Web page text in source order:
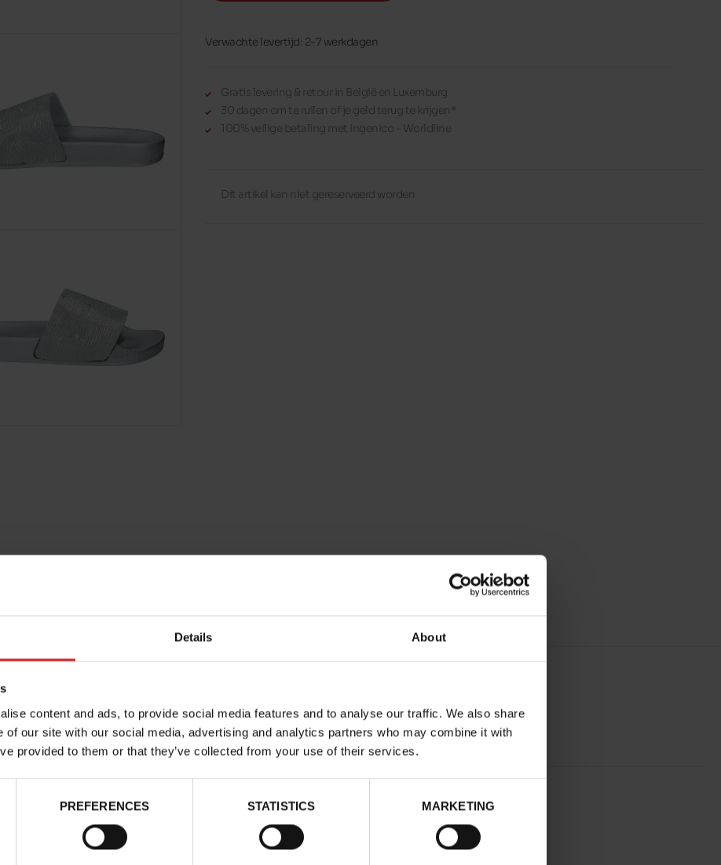
Details About
content and ads, to provide social media features and to analyse our traffic. We also share
of our site with our social media, advertising and analytics partners who may combine it with
provided to them or that they’ve collected from your use of their services.
PREFERENCES STATISTICS MARKETING
Verwachte levertijd: 2-7 werkdagen
Gratis levering & retour in België en Luxemburg
30 dagen om te ruilen of je geld terug te krijgen*
100% veilige betaling met Ingenico - Worldline
Dit artikel kan niet gereserveerd worden
Kenmerken
Breedte van de Raad
normal
Waterbestendig